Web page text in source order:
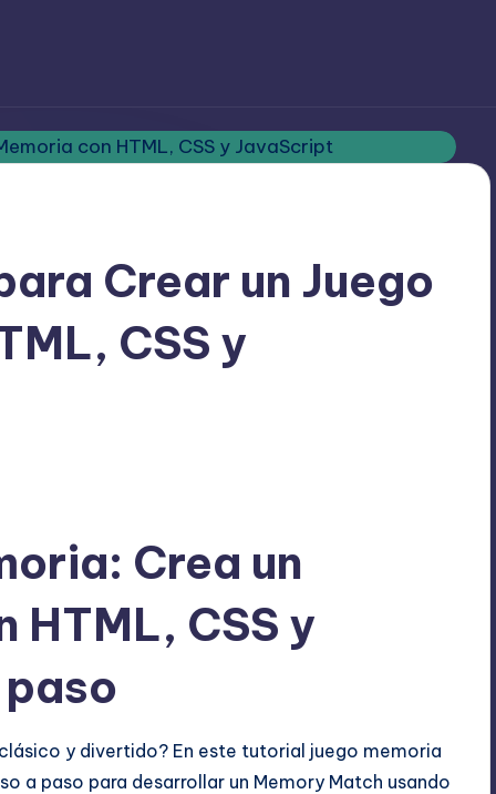
Crear un Juego
CSS y
Crea un
HTML, CSS y
y divertido? En este tutorial juego memoria
a paso para desarrollar un Memory Match usando